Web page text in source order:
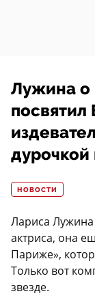
Лужина о
посвятил
НОВОСТИ
Лариса Лужина
актриса, она
Париже»,
Только вот
звезде.